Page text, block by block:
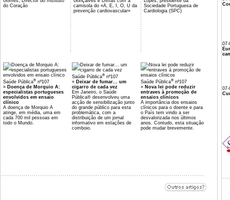
do Coração
camisola do «A, E, I, O, U da
prevenção cardiovascular»
Sociedade Portuguesa de
Cardiologia (SPC)
Saúde Pública® nº107
» Doença de Morquio A:
especialistas portugueses
envolvidos em ensaio
clínico
A doença de Morquio A
atinge, em média, uma em
cada 700 mil pessoas em
todo o Mundo.
Saúde Pública® nº107
» Deixar de fumar... um
cigarro de cada vez
Em Janeiro, o Saúde
Pública® desenvolveu uma
acção de sensibilização junto
do grande público para esta
problemática, com a
distribuição de um jornal
informativo em estações de
comboio.
Saúde Pública® nº107
» Nova lei pode reduzir
entraves à promoção de
ensaios clínicos
A importância dos ensaios
clínicos para o doente e para
o País tem vindo a ser
desvalorizada nos últimos
anos. Contudo, esta situação
pode mudar brevemente.
07-
07-